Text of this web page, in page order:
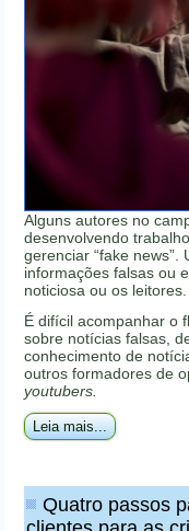
Alguns autores no
desenvolvendo
gerenciar “fake
informações falsas ou
noticiosa ou os leitores.
É difícil acompanhar o
sobre notícias falsas,
conhecimento de
outros formadores de
youtubers.
Leia mais...
Quatro passos